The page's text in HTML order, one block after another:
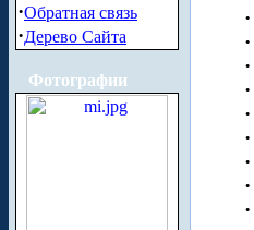
·Обратная связь
·Дерево Сайта
Фотографии
·
·
·
·
·
·
·
·
·